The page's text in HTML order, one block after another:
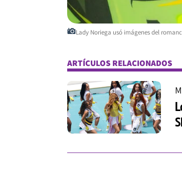
Lady Noriega usó imágenes del
ARTÍCULOS RELACIONADOS